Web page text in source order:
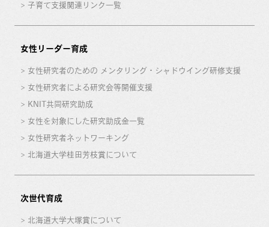
子育て支援関連リンク一覧
女性リーダー育成
女性研究者のための メンタリング・シャドウイング研修支援
女性研究者による研究会等開催支援
KNIT共同研究助成
女性を対象にした研究助成金一覧
女性研究者ネットワーキング
北海道大学桂田芳枝賞について
次世代育成
北海道大学大塚賞について